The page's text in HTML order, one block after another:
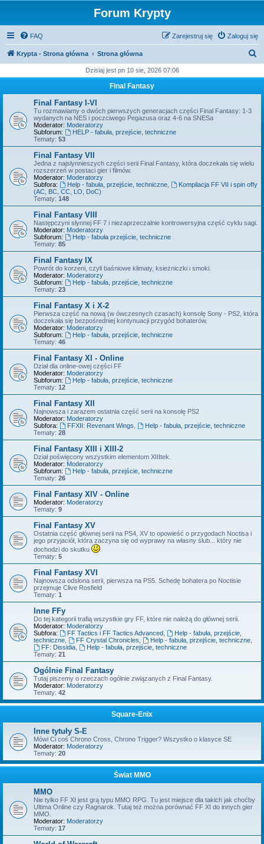
Forum Krypty
FAQ Zaloguj się
Zarejestruj się
Krypta - Strona główna Strona główna
k
Dzisiaj jest pn 10 sie, 2026 07:06
Final Fantasy
Final Fantasy I-VI
Tu rozmawiamy o dwóch pierwszych generacjach części Final Fantasy: 1-3
wydanych na NES i poczciwego Pegazusa oraz 4-6 na SNESa
Moderator: Moderatorzy
Subforum:
HELP - fabuła, przejście, techniczne
Tematy: 53
Final Fantasy VII
Jedna z najsłynnieszych części serii Final Fantasy, która doczekała się wielu
rozszerzeń w postaci gier i filmów.
Moderator: Moderatorzy
Subfora:
Help - fabuła, przejście, techniczne,
Kompilacja FF VII i spin offy
(AC, BC, CC, LO, DoC)
Tematy: 148
Final Fantasy VIII
Następczyni słynnej FF 7 i niezaprzeczalnie kontrowersyjna część cyklu sagi.
Moderator: Moderatorzy
Subforum:
Help - fabuła przejście, techniczne
Tematy: 85
Final Fantasy IX
Powrót do korzeni, czyli baśniowe klimaty, ksieżniczki i smoki.
Moderator: Moderatorzy
Subforum:
Help - fabuła, przejście, techniczne
Tematy: 23
Final Fantasy X i X-2
Pierwsza część na nową (w ówczesnych czasach) konsolę Sony - PS2, która
doczekała się bezpośredniej kontynuacji przygód bohaterów.
Moderator: Moderatorzy
Subforum:
Help - fabuła, przejście, techniczne
Tematy: 46
Final Fantasy XI - Online
Dział dla online-owej części FF
Moderator: Moderatorzy
Subforum:
Help - fabuła, przejście, techniczne
Tematy: 12
Final Fantasy XII
Najnowsza i zarazem ostatnia część serii na konsolę PS2
Moderator: Moderatorzy
Subfora:
FFXII: Revenant Wings
Help - fabuła, przejście, techniczne
Tematy: 28
Final Fantasy XIII i XIII-2
Dział poświęcony wszystkim elementom XIIItek.
Moderator: Moderatorzy
Subforum:
Help - fabuła, przejście, techniczne
Tematy: 26
Final Fantasy XIV - Online
Moderator: Moderatorzy
Tematy: 9
Final Fantasy XV
Ostatnia część głównej serii na PS4, XV to opowieść o przygodach Noctisa i
jego przyjaciół, która zaczyna się od wyprawy na własny ślub... który nie
dochodzi do skutku
Tematy: 5
Final Fantasy XVI
Najnowsza odsłona serii, pierwsza na PS5. Schedę bohatera po Noctisie
przejmuje Clive Rosfield
Tematy: 1
Inne FFy
Do tej kategorii trafią wszystkie gry FF, które nie należą do głównej serii.
Moderator: Moderatorzy
Subfora:
FF Tactics i FF Tactics Advanced,
Help - fabuła, przejście,
techniczne
FF Crystal Chronicles Help - fabuła, przejście, techniczne,
FF: Dissidia,
Help - fabuła, przejście, techniczne
Tematy: 21
Ogólnie Final Fantasy
Tutaj piszemy o rzeczach ogólnie związanych z Final Fantasy.
Moderator: Moderatorzy
Tematy: 42
Square-Enix
Inne tytuły S-E
Mówi Ci coś Chrono Cross, Chrono Trigger? Wszystko o klasyce SE
Moderator: Moderatorzy
Tematy: 20
Świat MMO
MMO
Nie tylko FF XI jest grą typu MMO RPG. Tu jest miejsce dla takich jak choćby
Ultima Online czy Ragnarok. Tutaj też można porównać FF XI do innych gier
MMO.
Moderator: Moderatorzy
Tematy: 17